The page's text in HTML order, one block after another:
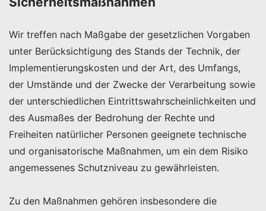
Wir treffen nach Maßgabe der gesetzlichen Vorgaben
unter Berücksichtigung des Stands der Technik, der
Implementierungskosten und der Art, des Umfangs,
der Umstände und der Zwecke der Verarbeitung sowie
der unterschiedlichen Eintrittswahrscheinlichkeiten und
des Ausmaßes der Bedrohung der Rechte und
Freiheiten natürlicher Personen geeignete technische
und organisatorische Maßnahmen, um ein dem Risiko
angemessenes Schutzniveau zu gewährleisten.
Zu den Maßnahmen gehören insbesondere die